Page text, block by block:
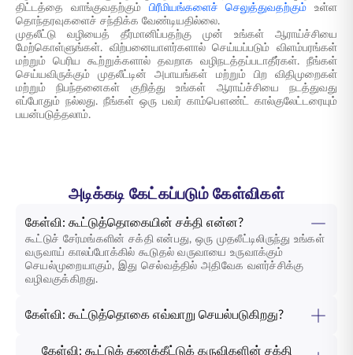
திட்டத்தை வாங்குவதற்கும் பிரீமியங்களைச் செலுத்துவதற்கும் உள்ள
தொந்தரவுகளைச் சந்திக்க வேண்டியதில்லை.
முதலீட்டு வழியைத் தீர்மானிப்பதற்கு முன் உங்கள் ஆராய்ச்சியை
மேற்கொள்ளுங்கள். விற்பனையாளர்களால் செய்யப்படும் விளம்பரங்கள்
மற்றும் பெரிய கூற்றுக்களால் தவறாக வழிநடத்தப்படாதீர்கள். நீங்கள்
செய்யவிருக்கும் முதலீட்டின் அபாயங்கள் மற்றும் பிற விதிமுறைகள்
மற்றும் நிபந்தனைகள் குறித்து உங்கள் ஆராய்ச்சியை நடத்துவது
எப்போதும் நல்லது. நீங்கள் ஒரு பவர் காம்பௌண்ட் கால்குலேட்டரையும்
பயன்படுத்தலாம்.
அடிக்கடி கேட்கப்படும் கேள்விகள்
கேள்வி: கூட்டுத்தொகையின் சக்தி என்ன?
கூட்டுச் சேர்மங்களின் சக்தி என்பது, ஒரு முதலீட்டிலிருந்து உங்கள்
வருவாய் காலப்போக்கில் கூடுதல் வருவாயை உருவாக்கும்
செயல்முறையாகும், இது செல்வத்தில் அதிவேக வளர்ச்சிக்கு
வழிவகுக்கிறது.
கேள்வி: கூட்டுத்தொகை எவ்வாறு செயல்படுகிறது?
கேள்வி: கூட்டுக் கணக்கீட்டுக் கருவிகளின் சக்தி